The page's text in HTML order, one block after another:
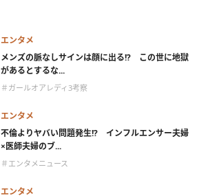
エンタメ
メンズの脈なしサインは顔に出る!? この世に地獄
があるとするな...
＃ガールオアレディ3考察
エンタメ
不倫よりヤバい問題発生!? インフルエンサー夫婦
×医師夫婦のブ...
＃エンタメニュース
エンタメ